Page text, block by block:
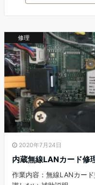
修理
2020年7月24日
内蔵無線LANカード修
作業内容：無線LANカー